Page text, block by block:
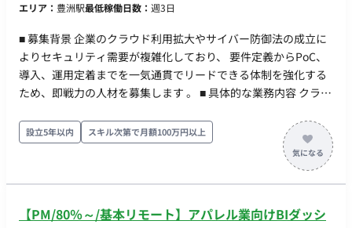
エリア： 豊洲駅最低稼働日数： 週3日
■ 募集背景 企業のクラウド利用拡大やサイバー防御法の成立に
よりセキュリティ需要が複雑化しており、 要件定義からPoC、
導入、運用定着までを一気通貫でリードできる体制を強化する
ため、即戦力の人材を募集します 。 ■ 具体的な業務内容 クライ
テクチャの設計・提案から、 実効性のある運用フローの構築ま
でを伴走型で支援します 。 【期待するミッション】 「提案し
て終わり」ではなく、現場の運用に定着し、成果が継続する状
態まで責任を持つ“実行型”の役割として、 顧客の意思決定を支
務内容・担当工程】 ・ヒアリングによる現状分析とリスク整理
設立5年以内 スキル次第で月額100万円以上
【PM/80％～/基本リモート】アパレル業向けBIダッシ